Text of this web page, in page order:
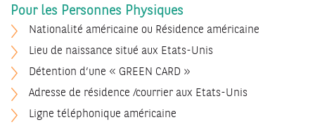
Pour les Personnes Physiques
Nationalité américaine ou Résidence américaine
Lieu de naissance situé aux Etats-Unis
Détention d’une « GREEN CARD »
Adresse de résidence /courrier aux Etats-Unis
Ligne téléphonique américaine